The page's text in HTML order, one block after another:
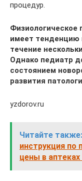
процедур.
Физиологическое
имеет тенденцию
течение
Однако педиатр
состоянием
развития
yzdorov.ru
Читайте также:
инструкция по
цены в